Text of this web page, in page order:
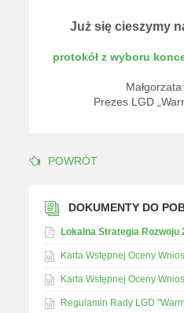
Już się cieszymy
protokół z wyboru
Prezes LGD
POWRÓT
DOKUMENTY DO
Lokalna Strategia Rozwoju
Karta Wstępnej Oceny
Karta Wstępnej Oceny
Regulamin Rady LGD